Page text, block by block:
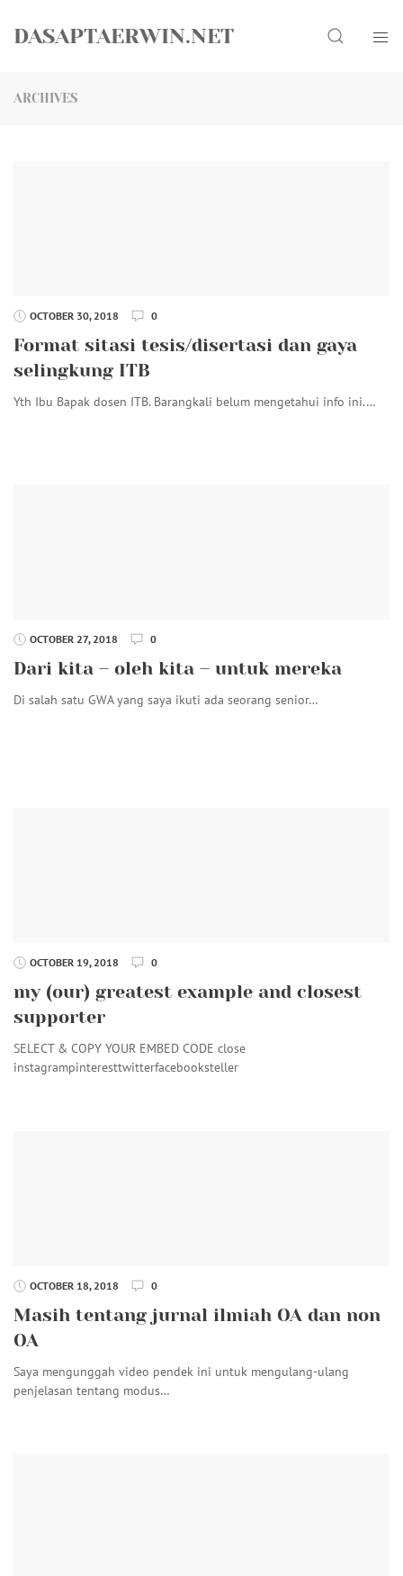
DASAPTAERWIN.NET Search
ARCHIVES
OCTOBER 30, 2018 0
Format sitasi tesis/disertasi dan gaya
selingkung ITB
Yth Ibu Bapak dosen ITB. Barangkali belum mengetahui info ini.…
OCTOBER 27, 2018 0
Dari kita – oleh kita – untuk mereka
Di salah satu GWA yang saya ikuti ada seorang senior…
OCTOBER 19, 2018 0
my (our) greatest example and closest
supporter
SELECT & COPY YOUR EMBED CODE close
instagrampinteresttwitterfacebooksteller
OCTOBER 18, 2018 0
Masih tentang jurnal ilmiah OA dan non
OA
Saya mengunggah video pendek ini untuk mengulang-ulang
penjelasan tentang modus…